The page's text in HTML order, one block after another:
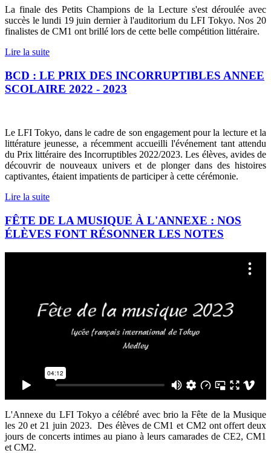
La finale des Petits Champions de la Lecture s'est déroulée avec
succès le lundi 19 juin dernier à l'auditorium du LFI Tokyo. Nos 20
finalistes de CM1 ont brillé lors de cette belle compétition littéraire.
Lire la suite
BCD : LE PRIX DES INCORRUPTIBLES ANNEE
SCOLAIRE 2022 - 2023
Le LFI Tokyo, dans le cadre de son engagement pour la lecture et la
littérature jeunesse, a récemment accueilli l'événement tant attendu
du Prix littéraire des Incorruptibles 2022/2023. Les élèves, avides de
découvrir de nouveaux univers et de plonger dans des histoires
captivantes, étaient impatients de participer à cette cérémonie.
Lire la suite
FÊTE DE LA MUSIQUE À L'ANNEXE : NOS
ÉLÈVES FONT RÉSONNER LES NOTES
L'Annexe du LFI Tokyo a célébré avec brio la Fête de la Musique
les 20 et 21 juin 2023. Des élèves de CM1 et CM2 ont offert deux
jours de concerts intimes au piano à leurs camarades de CE2, CM1
et CM2.